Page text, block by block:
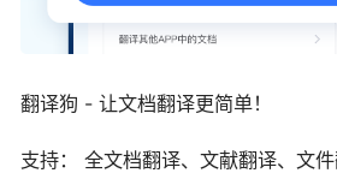
翻译狗 - 让文档翻译更简单！
支持： 全文档翻译、文献翻译、文